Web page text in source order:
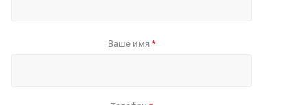
Ваше имя *